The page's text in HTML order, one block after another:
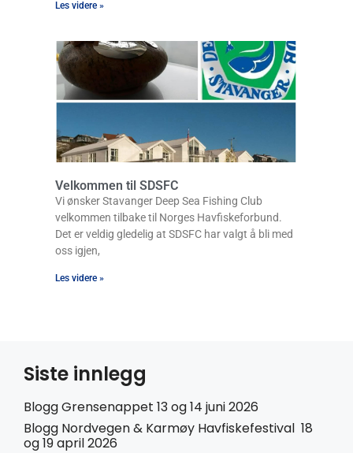
Les videre »
Velkommen til SDSFC
Vi ønsker Stavanger Deep Sea Fishing Club
velkommen tilbake til Norges Havfiskeforbund.
Det er veldig gledelig at SDSFC har valgt å bli med
oss igjen,
Les videre »
Siste innlegg
Blogg Grensenappet 13 og 14 juni 2026
Blogg Nordvegen & Karmøy Havfiskefestival 18
og 19 april 2026